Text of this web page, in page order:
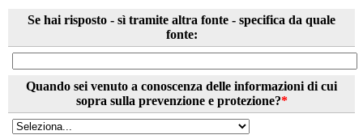
Se hai risposto - sì tramite altra fonte - specifica da quale
fonte:
Quando sei venuto a conoscenza delle informazioni di cui
sopra sulla prevenzione e protezione?*